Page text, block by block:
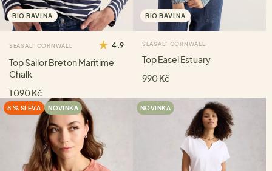
BIO BAVLNA
SEASALT CORNWALL 4.9
Top Sailor Breton Maritime
Chalk
1 090 Kč
BIO BAVLNA
SEASALT CORNWALL
Top Easel Estuary
990 Kč
8 % SLEVA NOVINKA NOVINKA